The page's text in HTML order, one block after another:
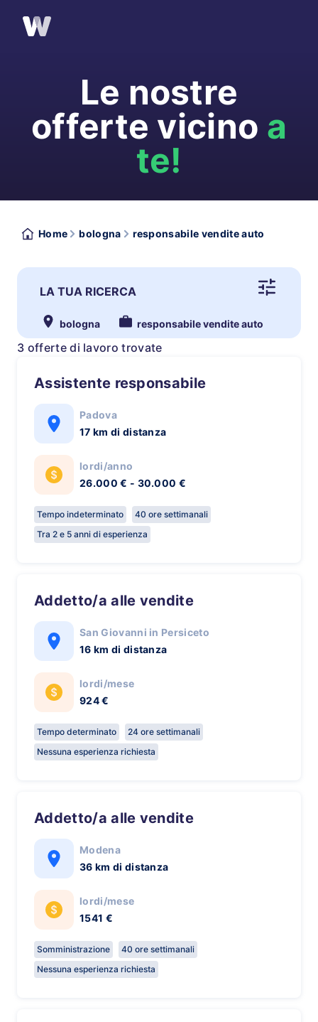
Le nostre
offerte vicino a
te!
Home bologna responsabile vendite auto
LA TUA RICERCA
bologna responsabile vendite auto
3 offerte di lavoro trovate
Assistente responsabile
Padova
17 km di distanza
lordi/anno
26.000 € - 30.000 €
Tempo indeterminato
40 ore settimanali
Tra 2 e 5 anni di esperienza
Addetto/a alle vendite
San Giovanni in Persiceto
16 km di distanza
lordi/mese
924 €
Tempo determinato
24 ore settimanali
Nessuna esperienza richiesta
Addetto/a alle vendite
Modena
36 km di distanza
lordi/mese
1541 €
Somministrazione
40 ore settimanali
Nessuna esperienza richiesta